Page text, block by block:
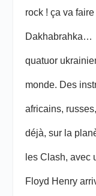
rock ! ça va
Dakhabrahka…
quatuor
monde. Des
africains,
déjà, sur la
les Clash,
Floyd Henry